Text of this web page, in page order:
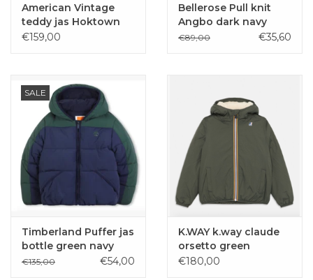
American Vintage
teddy jas Hoktown
navy
€159,00
Bellerose Pull knit
Angbo dark navy
€89,00 €35,60
SALE
Timberland Puffer jas
bottle green navy
€135,00 €54,00
K.WAY k.way claude
orsetto green
blackish
€180,00